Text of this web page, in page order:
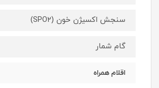
سنجش اکسیژن خون (SPO۲)
گام شمار
اقلام همراه